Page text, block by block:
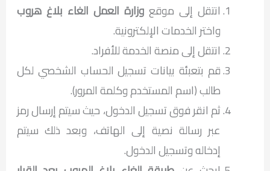
انتقل إلى موقع وزارة العمل الغاء بلاغ هروب
واختر الخدمات الإلكترونية.
انتقل إلى منصة الخدمة للأفراد.
قم بتعبئة بيانات تسجيل الحساب الشخصي لكل
طالب (اسم المستخدم وكلمة المرور).
ثم انقر فوق تسجيل الدخول، حيث سيتم إرسال رمز
عبر رسالة نصية إلى الهاتف، وبعد ذلك سيتم
إدخاله وتسجيل الدخول.